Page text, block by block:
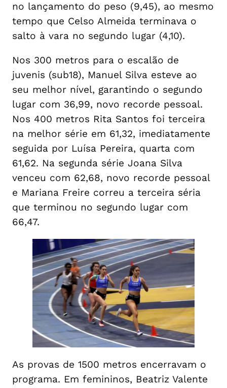
no lançamento do peso (9,45), ao mesmo
tempo que Celso Almeida terminava o
salto à vara no segundo lugar (4,10).
Nos 300 metros para o escalão de
juvenis (sub18), Manuel Silva esteve ao
seu melhor nível, garantindo o segundo
lugar com 36,99, novo recorde pessoal.
Nos 400 metros Rita Santos foi terceira
na melhor série em 61,32, imediatamente
seguida por Luísa Pereira, quarta com
61,62. Na segunda série Joana Silva
venceu com 62,68, novo recorde pessoal
e Mariana Freire correu a terceira séria
que terminou no segundo lugar com
66,47.
As provas de 1500 metros encerravam o
programa. Em femininos, Beatriz Valente